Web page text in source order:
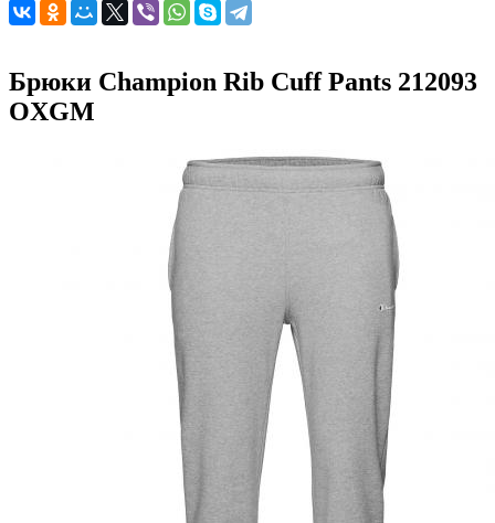
Брюки Champion Rib Cuff Pants 212093
OXGM